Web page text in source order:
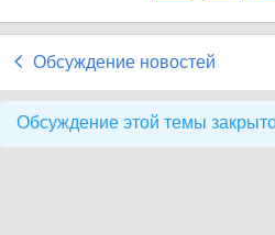
Обсуждение новостей
Обсуждение этой темы